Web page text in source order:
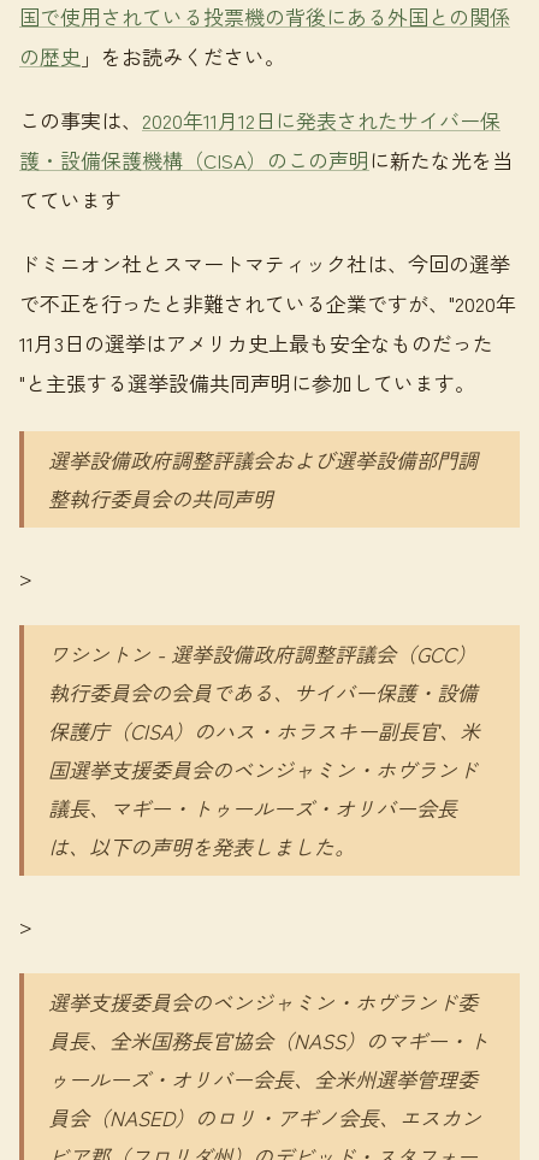
国で使用されている投票機の背後にある外国との関係
の歴史 」をお読みください。
この事実は、 2020年11月12日に発表されたサイバー保
護・設備保護機構（CISA）のこの声明に新たな光を当
てています
ドミニオン社とスマートマティック社は、今回の選挙
で不正を行ったと非難されている企業ですが、"2020年
11月3日の選挙はアメリカ史上最も安全なものだった
"と主張する選挙設備共同声明に参加しています。
選挙設備政府調整評議会および選挙設備部門調
整執行委員会の共同声明
>
ワシントン - 選挙設備政府調整評議会（GCC）
執行委員会の会員である、サイバー保護・設備
保護庁（CISA）のハス・ホラスキー副長官、米
国選挙支援委員会のベンジャミン・ホヴランド
議長、マギー・トゥールーズ・オリバー会長
は、以下の声明を発表しました。
>
選挙支援委員会のベンジャミン・ホヴランド委
員長、全米国務長官協会（NASS）のマギー・ト
ゥールーズ・オリバー会長、全米州選挙管理委
員会（NASED）のロリ・アギノ会長、エスカン